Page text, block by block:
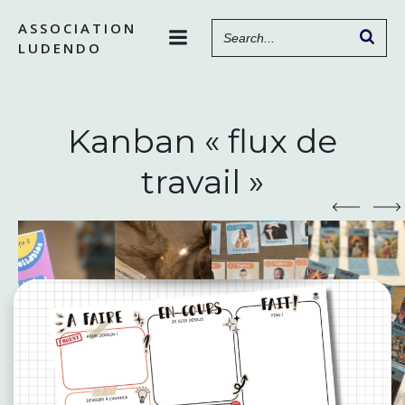
contenu
ASSOCIATION
LUDENDO
Kanban « flux de
travail »